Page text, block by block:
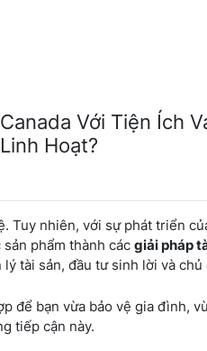
Với Tiện Ích
Hoạt?
Tuy nhiên, với sự phát triển
phẩm thành các giải pháp
tài sản, đầu tư sinh lời và chủ
để bạn vừa bảo vệ gia đình,
tiếp cận này.